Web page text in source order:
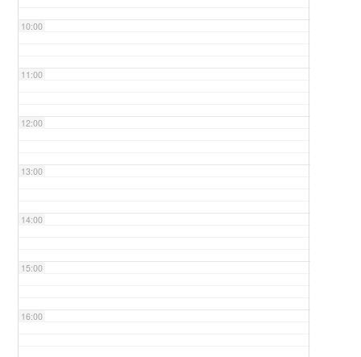
10:00
11:00
12:00
13:00
14:00
15:00
16:00